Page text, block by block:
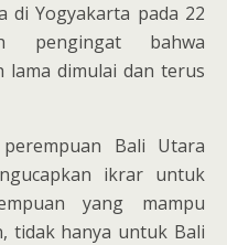
di Yogyakarta pada 22
pengingat bahwa
lama dimulai dan terus
Bali Utara
ikrar untuk
yang mampu
tidak hanya untuk Bali